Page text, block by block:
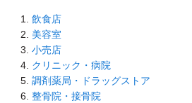
飲食店
美容室
小売店
クリニック・病院
調剤薬局・ドラッグストア
整骨院・接骨院